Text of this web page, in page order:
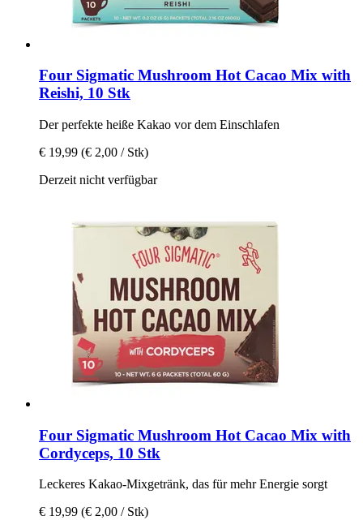
Four Sigmatic Mushroom Hot Cacao Mix with
Reishi, 10 Stk
Der perfekte heiße Kakao vor dem Einschlafen
€ 19,99 (€ 2,00 / Stk)
Derzeit nicht verfügbar
Four Sigmatic Mushroom Hot Cacao Mix with
Cordyceps, 10 Stk
Leckeres Kakao-​Mixgetränk, das für mehr Energie sorgt
€ 19,99 (€ 2,00 / Stk)